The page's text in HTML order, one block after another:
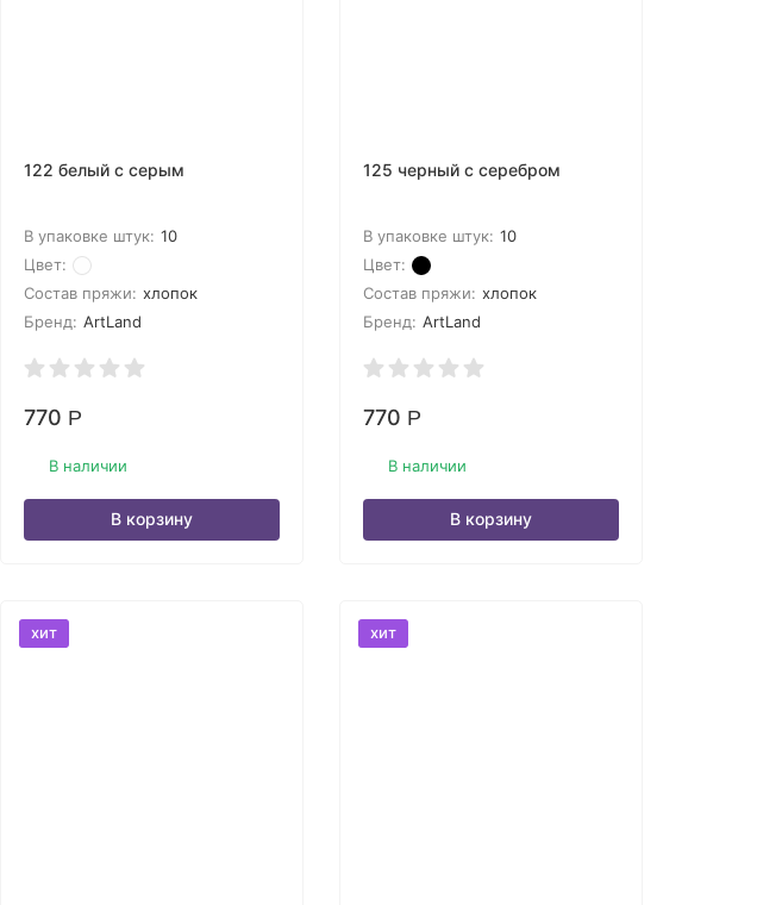
122 белый с серым
В упаковке штук: 10
Цвет:
Состав пряжи: хлопок
Бренд: ArtLand
770 Р
В наличии
В корзину
125 черный с серебром
В упаковке штук: 10
Цвет:
Состав пряжи: хлопок
Бренд: ArtLand
770 Р
В наличии
В корзину
хит хит